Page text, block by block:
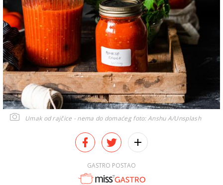
Umak od rajčice - nema do domaćegfoto: Anshu A/Unsplash
GASTRO POSTAO